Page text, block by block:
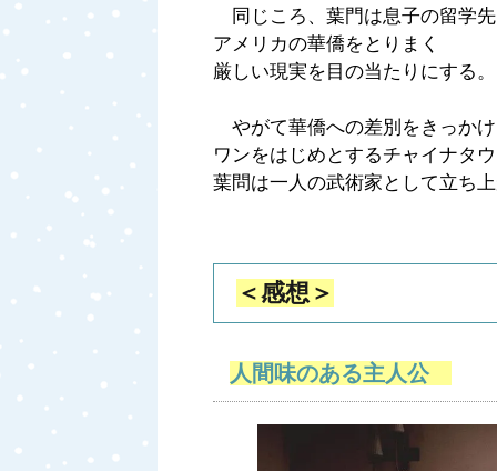
同じころ、葉門は息子の留学
アメリカの華僑をとりまく
厳しい現実を目の当たりにする。
やがて華僑への差別をきっか
ワンをはじめとするチャイナタ
葉問は一人の武術家として立ち
＜感想＞
人間味のある主人公